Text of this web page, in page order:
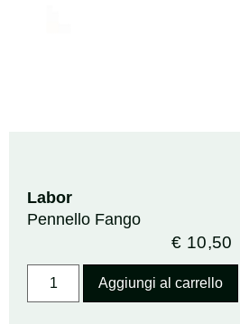
Labor
Pennello Fango
€ 10,50
Aggiungi al carrello